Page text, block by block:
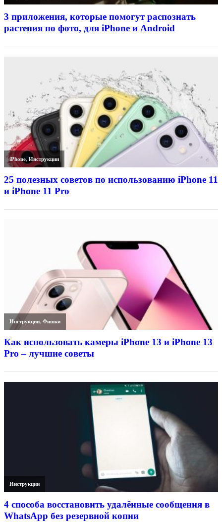
3 приложения, которые помогут распознать
растения по фото, для iPhone и Android
iPhone,Инструкции
25 полезных советов по использованию iPhone 11
и iPhone 11 Pro
Инструкции,Фишки
Как использовать камеры iPhone 13 и iPhone 13
Pro – лучшие советы
Инструкции
4 способа восстановить удалённые сообщения в
WhatsApp без резервной копии